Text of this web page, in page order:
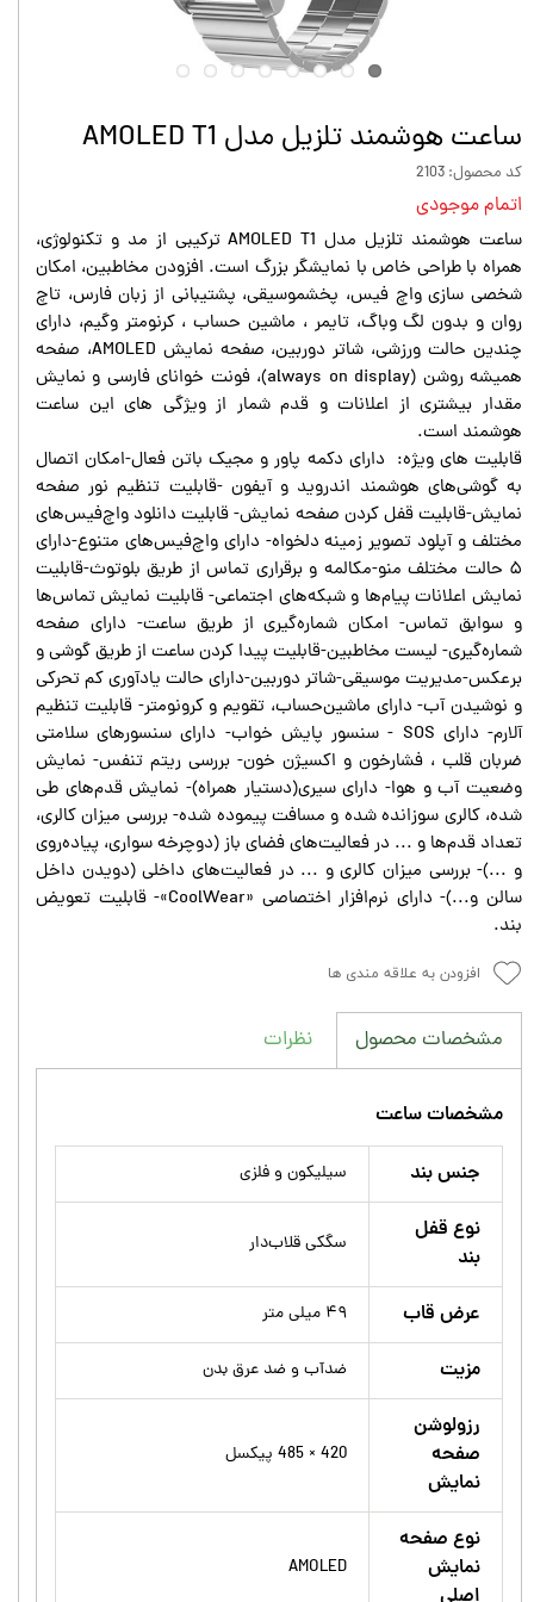
ساعت هوشمند تلزیل مدل AMOLED T1
کد محصول: 2103
اتمام موجودی
ساعت هوشمند تلزیل مدل AMOLED T1 ترکیبی از مد و تکنولوژی،
همراه با طراحی خاص با نمایشگر بزرگ است. افزودن مخاطبین، امکان
شخصی سازی واچ فیس، پخشموسیقی، پشتیبانی از زبان فارس، تاچ
روان و بدون لگ وباگ، تایمر ، ماشین حساب ، کرنومتر وگیم، دارای
چندین حالت ورزشی، شاتر دوربین، صفحه نمایش AMOLED، صفحه
همیشه روشن (always on display)، فونت خوانای فارسی و نمایش
مقدار بیشتری از اعلانات و قدم شمار از ویژگی های این ساعت
هوشمند است.
قابلیت های ویژه: دارای دکمه پاور و مجیک باتن فعال-امکان اتصال
به گوشی‌های هوشمند اندروید و آیفون -قابلیت تنظیم نور صفحه
نمایش-قابلیت قفل کردن صفحه نمایش- قابلیت دانلود واچ‌فیس‌های
مختلف و آپلود تصویر زمینه دلخواه- دارای واچ‌فیس‌های متنوع-دارای
۵ حالت مختلف منو-مکالمه و برقراری تماس از طریق بلوتوث-قابلیت
نمایش اعلانات پیام‌ها و شبکه‌های اجتماعی- قابلیت نمایش تماس‌ها
و سوابق تماس- امکان شماره‌گیری از طریق ساعت- دارای صفحه
شماره‌گیری- لیست مخاطبین-قابلیت پیدا کردن ساعت از طریق گوشی و
برعکس-مدیریت موسیقی-شاتر دوربین-دارای حالت یادآوری کم تحرکی
و نوشیدن آب- دارای ماشین‌حساب، تقویم و کرونومتر- قابلیت تنظیم
آلارم- دارای SOS - سنسور پایش خواب- دارای سنسورهای سلامتی
ضربان قلب ، فشارخون و اکسیژن خون- بررسی ریتم تنفس- نمایش
وضعیت آب و هوا- دارای سیری(دستیار همراه)- نمایش قدم‌های طی
شده، کالری سوزانده شده و مسافت پیموده شده- بررسی میزان کالری،
تعداد قدم‌ها و ... در فعالیت‌های فضای باز (دوچرخه سواری، پیاده‌روی
و ...)- بررسی میزان کالری و ... در فعالیت‌های داخلی (دویدن داخل
سالن و...)- دارای نرم‌افزار اختصاصی «CoolWear»- قابلیت تعویض
بند.
افزودن به علاقه مندی ها
مشخصات محصول نظرات
مشخصات ساعت
جنس بند سیلیکون و فلزی
نوع قفل
بند
سگکی قلاب‌دار
عرض قاب ۴۹ میلی متر
مزیت ضدآب و ضد عرق بدن
رزولوشن
صفحه
نمایش
420 × 485 پیکسل
نوع صفحه
نمایش
AMOLED